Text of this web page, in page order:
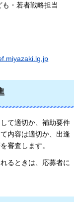
も・若者戦略担当
て適切か、補助要件
内容は適切か、出逢
審査します。
るときは、応募者に